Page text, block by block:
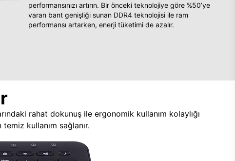
performansınızı artırın. Bir önceki teknolojiye göre %50’ye
varan bant genişliği sunan DDR4 teknolojisi ile ram
performansı artarken, enerji tüketimi de azalır.
rahat dokunuş ile ergonomik kullanım kolaylığı
kullanım sağlanır.